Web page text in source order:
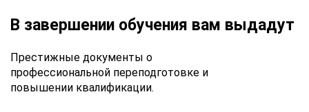
В завершении обучения вам выдадут
Престижные документы о
профессиональной переподготовке и
повышении квалификации.